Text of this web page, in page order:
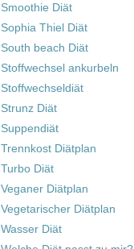
Smoothie Diät
Sophia Thiel Diät
South beach Diät
Stoffwechsel ankurbeln
Stoffwechseldiät
Strunz Diät
Suppendiät
Trennkost Diätplan
Turbo Diät
Veganer Diätplan
Vegetarischer Diätplan
Wasser Diät